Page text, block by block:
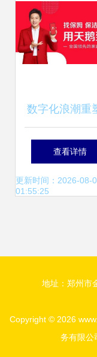
数字化浪潮重
心 天鹅到家如
解家务服务“标
查看详情
更新时间：2026-08-
01:55:25
地址：郑州市
Copyright © 2026
务有限公